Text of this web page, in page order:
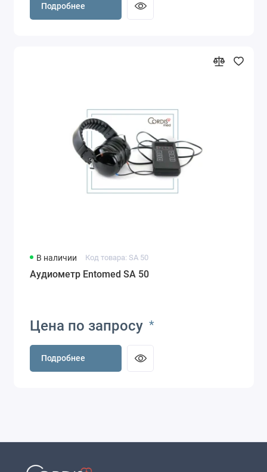
Подробнее
В наличии Код товара: SA 50
Аудиометр Entomed SA 50
Цена по запросу *
Подробнее